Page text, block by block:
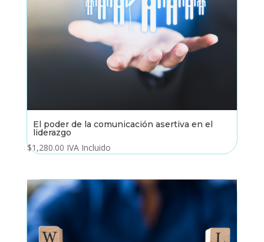
El poder de la comunicación asertiva en el
liderazgo
$1,280.00 IVA Incluido